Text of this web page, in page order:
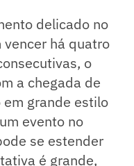
delicado no
vencer há quatro
o
a chegada de
em grande estilo
evento no
se estender
é grande,